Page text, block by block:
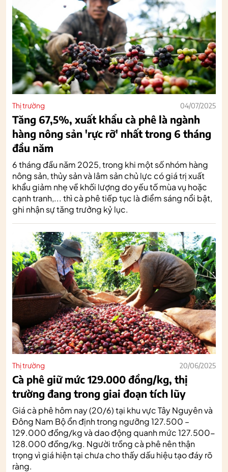
Thị trường 04/07/2025
Tăng 67,5%, xuất khẩu cà phê là ngành
hàng nông sản 'rực rỡ' nhất trong 6 tháng
đầu năm
6 tháng đầu năm 2025, trong khi một số nhóm hàng
nông sản, thủy sản và lâm sản chủ lực có giá trị xuất
khẩu giảm nhẹ về khối lượng do yếu tố mùa vụ hoặc
cạnh tranh,... thì cà phê tiếp tục là điểm sáng nổi bật,
ghi nhận sự tăng trưởng kỷ lục.
Thị trường 20/06/2025
Cà phê giữ mức 129.000 đồng/kg, thị
trường đang trong giai đoạn tích lũy
Giá cà phê hôm nay (20/6) tại khu vực Tây Nguyên và
Đông Nam Bộ ổn định trong ngưỡng 127.500 –
129.000 đồng/kg và dao động quanh mức 127.500-
128.000 đồng/kg. Người trồng cà phê nên thận
trọng vì giá hiện tại chưa cho thấy dấu hiệu tạo đáy rõ
ràng.